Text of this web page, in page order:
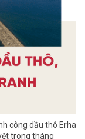
công dầu thô Erha
trong tháng